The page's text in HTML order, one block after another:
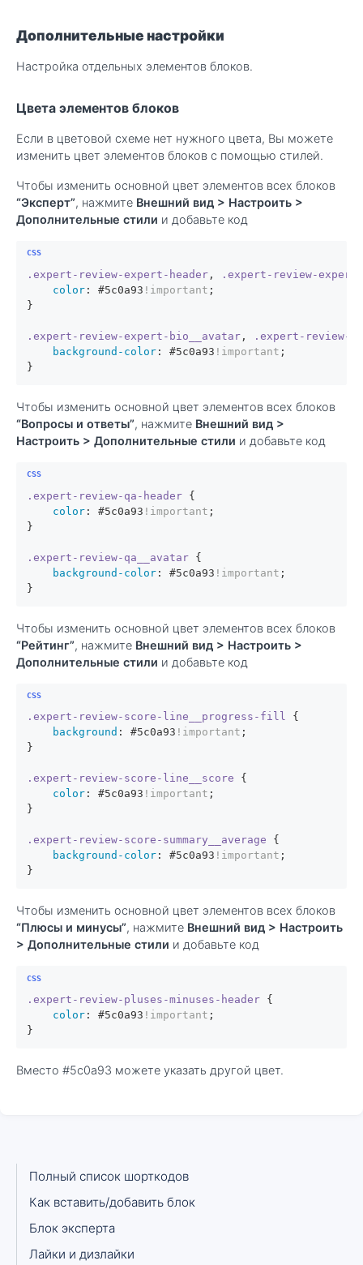
Дополнительные настройки
Настройка отдельных элементов блоков.
Цвета элементов блоков
Если в цветовой схеме нет нужного цвета, Вы можете
изменить цвет элементов блоков с помощью стилей.
Чтобы изменить основной цвет элементов всех блоков
“Эксперт”, нажмите Внешний вид > Настроить >
Дополнительные стили и добавьте код
.expert-review-expert-header,
.expert-review-expert-
color: #5c0a93 !important ;
}
.expert-review-expert-bio__avatar,
.expert-review-
background-color: #5c0a93 !important ;
}
Чтобы изменить основной цвет элементов всех блоков
“Вопросы и ответы”, нажмите Внешний вид >
Настроить > Дополнительные стили и добавьте код
.expert-review-qa-header {
color: #5c0a93 !important ;
}
.expert-review-qa__avatar {
background-color: #5c0a93 !important ;
}
Чтобы изменить основной цвет элементов всех блоков
“Рейтинг”, нажмите Внешний вид > Настроить >
Дополнительные стили и добавьте код
.expert-review-score-line__progress-fill {
background : #5c0a93 !important ;
}
.expert-review-score-line__score {
color: #5c0a93 !important ;
}
.expert-review-score-summary__average {
background-color: #5c0a93 !important ;
}
Чтобы изменить основной цвет элементов всех блоков
“Плюсы и минусы”, нажмите Внешний вид > Настроить
> Дополнительные стили и добавьте код
.expert-review-pluses-minuses-header {
color: #5c0a93 !important ;
}
Вместо #5c0a93 можете указать другой цвет.
Полный список шорткодов
Как вставить/добавить блок
Блок эксперта
Лайки и дизлайки